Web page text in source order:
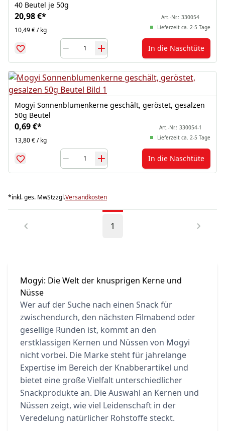
40 Beutel je 50g
20,98 €*
10,49 € / kg
Art.-Nr.: 330054
Lieferzeit ca. 2-5 Tage
In die Naschtüte
Mogyi Sonnenblumenkerne geschält, geröstet, gesalzen
50g Beutel
0,69 €*
13,80 € / kg
Art.-Nr.: 330054-1
Lieferzeit ca. 2-5 Tage
In die Naschtüte
*inkl. ges. MwStzzgl.Versandkosten
1
Mogyi: Die Welt der knusprigen Kerne und
Nüsse
Wer auf der Suche nach einen Snack für
zwischendurch, den nächsten Filmabend oder
gesellige Runden ist, kommt an den
erstklassigen Kernen und Nüssen von Mogyi
nicht vorbei. Die Marke steht für jahrelange
Expertise im Bereich der Knabberartikel und
bietet eine große Vielfalt unterschiedlicher
Snackprodukte an. Die Auswahl an Kernen und
Nüssen zeigt, wie viel Leidenschaft in der
Veredelung natürlicher Rohstoffe steckt.